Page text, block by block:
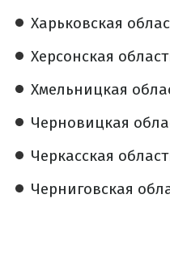
Харьковская
Херсонская
Хмельницкая
Черновицкая
Черкасская
Черниговская